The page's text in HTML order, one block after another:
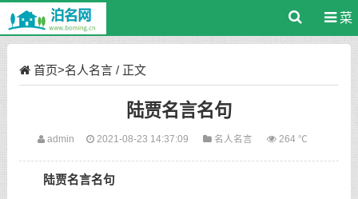
菜
首页>名人名言/ 正文
陆贾名言名句
admin 2021-08-23 14:37:09 名人名言 264 ℃
陆贾名言名句